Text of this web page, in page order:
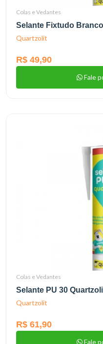
Colas e Vedantes
Selante Fixtudo
Quartzolit
R$ 49,90
Fale
Colas e Vedantes
Selante PU 30
Quartzolit
R$ 61,90
Fale